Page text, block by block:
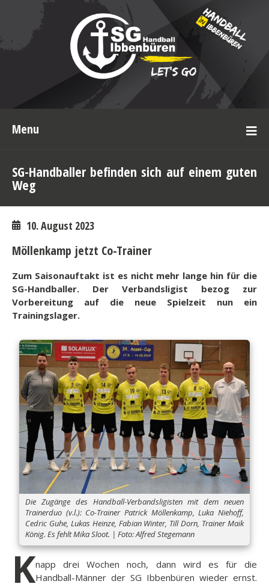
Menu
SG-Handballer befinden sich auf einem guten
Weg
10. August 2023
Möllenkamp jetzt Co-Trainer
Zum Saisonauftakt ist es nicht mehr lange hin für die
SG-Handballer. Der Verbandsligist bezog zur
Vorbereitung auf die neue Spielzeit nun ein
Trainingslager.
Die Zugänge des Handball-Verbandsligisten mit dem neuen
Trainerduo (v.l.): Co-Trainer Patrick Möllenkamp, Luka Niehoff,
Cedric Guhe, Lukas Heinze, Fabian Winter, Till Dorn, Trainer Maik
König. Es fehlt Mika Sloot. | Foto: Alfred Stegemann
Knapp drei Wochen noch, dann wird es für die
Handball-Männer der SG Ibbenbüren wieder ernst.